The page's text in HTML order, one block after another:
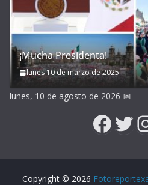
¡Mucha Presidenta!
lunes 10 de marzo de 2025
lunes, 10 de agosto de 2026 📅
Copyright © 2026